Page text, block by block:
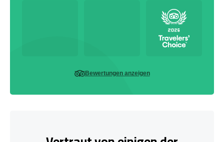
Bewertungen anzeigen